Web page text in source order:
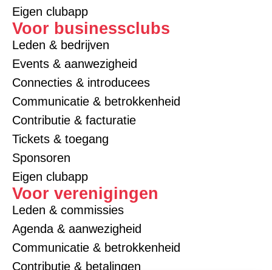
Eigen clubapp
Voor businessclubs
Leden & bedrijven
Events & aanwezigheid
Connecties & introducees
Communicatie & betrokkenheid
Contributie & facturatie
Tickets & toegang
Sponsoren
Eigen clubapp
Voor verenigingen
Leden & commissies
Agenda & aanwezigheid
Communicatie & betrokkenheid
Contributie & betalingen